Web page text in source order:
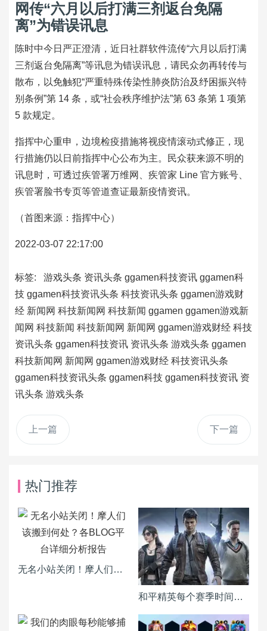
网传“六月以后打满三剂返台免隔
离”为错误讯息
陈时中今日严正澄清，近日社群软件流传“六月以后打满
三剂返台免隔离”等讯息为错误讯息，请民众勿再转传与
散布，以免触犯“严重特殊传染性肺炎防治及纾困振兴特
别条例”第 14 条，或“社会秩序维护法”第 63 条第 1 项第
5 款规定。
指挥中心重申，边境检疫措施将视疫情滚动式修正，现
行措施仍以日前指挥中心公布为主。民众获来源不明的
讯息时，可透过疾管署万维网、疾管家 Line 官方账号、
疾管署脸书专页等管道查证最新疫情资讯。
（首图来源：指挥中心）
2022-03-07 22:17:00
标签: 游戏头条 资讯头条 ggamen科技资讯 ggamen科
技 ggamen科技资讯头条 科技资讯头条 ggamen游戏财
经 新闻网 科技新闻网 科技新闻 ggamen ggamen游戏新
闻网 科技新闻 科技新闻网 新闻网 ggamen游戏财经 科技
资讯头条 ggamen科技资讯 资讯头条 游戏头条 ggamen
科技新闻网 新闻网 ggamen游戏财经 科技资讯头条
ggamen科技资讯头条 ggamen科技 ggamen科技资讯 资
讯头条 游戏头条
上一篇 下一篇
热门推荐
无名小站关闭！摩人们该搬到何处？各BLOG平台详细分析报告
和平精英每个赛季时间表一览